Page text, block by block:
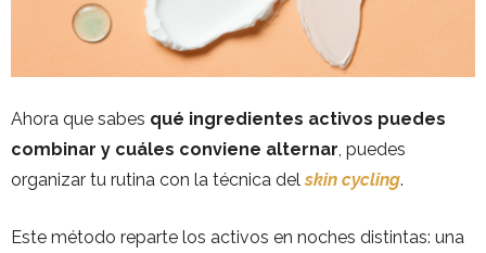
Ahora que sabes qué ingredientes activos puedes
combinar y cuáles conviene alternar, puedes
organizar tu rutina con la técnica delskin cycling.
Este método reparte los activos en noches distintas: una